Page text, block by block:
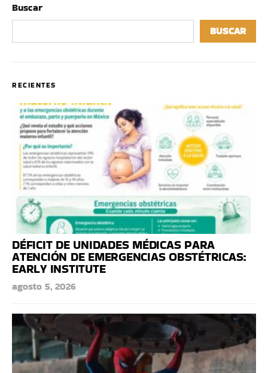
Buscar
BUSCAR
RECIENTES
DÉFICIT DE UNIDADES MÉDICAS PARA
ATENCIÓN DE EMERGENCIAS OBSTÉTRICAS:
EARLY INSTITUTE
agosto 5, 2026